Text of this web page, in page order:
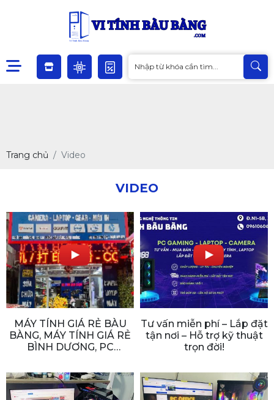
Trang chủ Video
VIDEO
MÁY TÍNH GIÁ RẺ BÀU
BÀNG, MÁY TÍNH GIÁ RẺ
BÌNH DƯƠNG, PC
GAMING BÌNH DƯƠNG,
CẤU HÌNH CHƠI GAME,
BÌNH DƯƠNG
Tư vấn miễn phí – Lắp đặt
tận nơi – Hỗ trợ kỹ thuật
trọn đời!